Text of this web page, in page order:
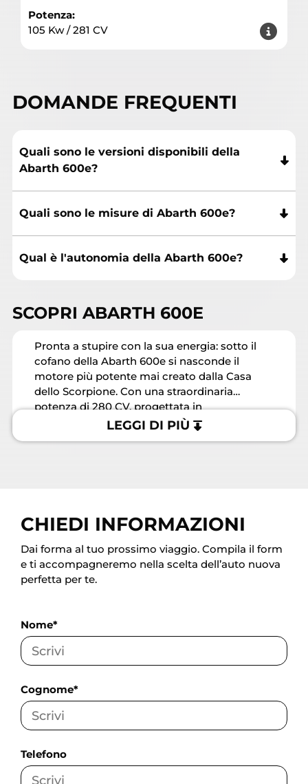
Potenza:
105 Kw / 281 CV
DOMANDE FREQUENTI
Quali sono le versioni disponibili della
Abarth 600e?
Quali sono le misure di Abarth 600e?
Qual è l'autonomia della Abarth 600e?
SCOPRI ABARTH 600E
Pronta a stupire con la sua energia: sotto il
cofano della Abarth 600e si nasconde il
motore più potente mai creato dalla Casa
dello Scorpione. Con una straordinaria
potenza di 280 CV, progettata in
collaborazione con Stellantis Motorsport
un’auto sportiva elettrica, ideata per ridefinire
il concetto stesso di prestazione.
LEGGI DI PIÙ
CHIEDI INFORMAZIONI
Dai forma al tuo prossimo viaggio. Compila il form
e ti accompagneremo nella scelta dell’auto nuova
perfetta per te.
Nome*
Cognome*
Telefono